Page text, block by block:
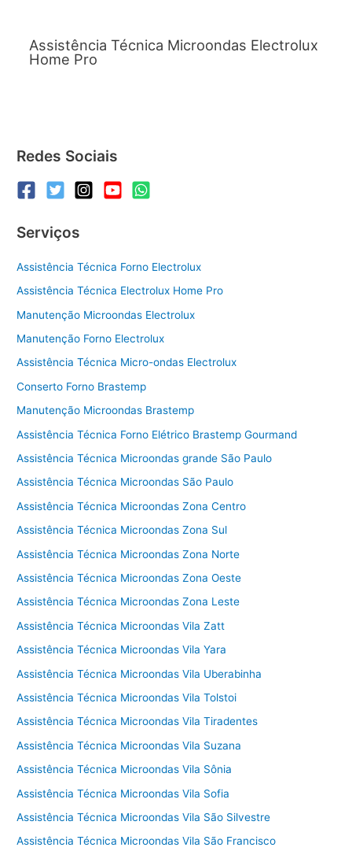
Assistência Técnica Microondas Electrolux
Home Pro
Redes Sociais
Serviços
Assistência Técnica Forno Electrolux
Assistência Técnica Electrolux Home Pro
Manutenção Microondas Electrolux
Manutenção Forno Electrolux
Assistência Técnica Micro-ondas Electrolux
Conserto Forno Brastemp
Manutenção Microondas Brastemp
Assistência Técnica Forno Elétrico Brastemp Gourmand
Assistência Técnica Microondas grande São Paulo
Assistência Técnica Microondas São Paulo
Assistência Técnica Microondas Zona Centro
Assistência Técnica Microondas Zona Sul
Assistência Técnica Microondas Zona Norte
Assistência Técnica Microondas Zona Oeste
Assistência Técnica Microondas Zona Leste
Assistência Técnica Microondas Vila Zatt
Assistência Técnica Microondas Vila Yara
Assistência Técnica Microondas Vila Uberabinha
Assistência Técnica Microondas Vila Tolstoi
Assistência Técnica Microondas Vila Tiradentes
Assistência Técnica Microondas Vila Suzana
Assistência Técnica Microondas Vila Sônia
Assistência Técnica Microondas Vila Sofia
Assistência Técnica Microondas Vila São Silvestre
Assistência Técnica Microondas Vila São Francisco